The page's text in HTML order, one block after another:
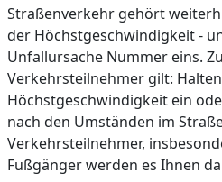
Straßenverkehr gehört
der Höchstgeschwindigkeit -
Unfallursache Nummer eins.
Verkehrsteilnehmer gilt:
Höchstgeschwindigkeit ein
nach den Umständen im
Verkehrsteilnehmer,
Fußgänger werden es Ihnen